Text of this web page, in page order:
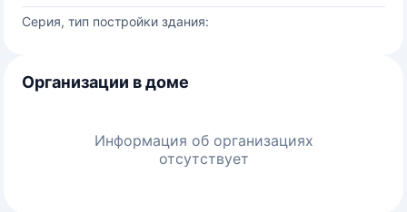
Серия, тип постройки здания:
Организации в доме
Информация об организациях
отсутствует